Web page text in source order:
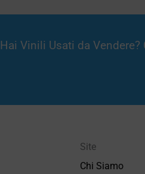
Hai Vinili Usati da
Site
Chi Siamo